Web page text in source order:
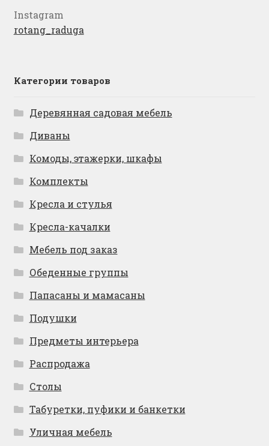
Instagram
rotang_raduga
Категории товаров
Деревянная садовая мебель
Диваны
Комоды, этажерки, шкафы
Комплекты
Кресла и стулья
Кресла-качалки
Мебель под заказ
Обеденные группы
Папасаны и мамасаны
Подушки
Предметы интерьера
Распродажа
Столы
Табуретки, пуфики и банкетки
Уличная мебель